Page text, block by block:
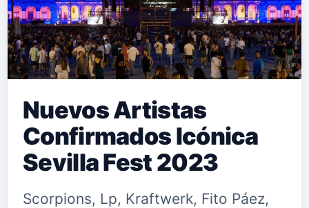
Nuevos Artistas
Confirmados Icónica
Sevilla Fest 2023
Scorpions, Lp, Kraftwerk, Fito Páez,